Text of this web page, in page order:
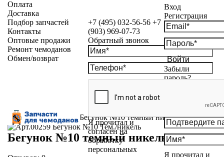
+7 (495) 032-56-56 +7
(903) 969-07-73
Обратный звонок
Я прочитал и
согласен на
обработку
персональных
Вход
Регистрация
Войти
Забыли
пароль?
Я прочитал и
Оплата
Доставка
Подбор запчастей
Контакты
Оптовые продажи
Ремонт чемоданов
Обмен/возврат
Каталог»Бегунки» Бегунок №10 темный никель
Бегунок №10 темный никель